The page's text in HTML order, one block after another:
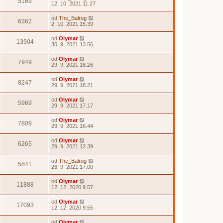
12. 10. 2021 11.27
6362 od The_Balrog
2. 10. 2021 15.39
13904 od Olymar
30. 9. 2021 13.56
7949 od Olymar
29. 9. 2021 18.26
8247 od Olymar
29. 9. 2021 18.21
5969 od Olymar
29. 9. 2021 17.17
7809 od Olymar
29. 9. 2021 16.44
6265 od Olymar
29. 9. 2021 12.39
5841 od The_Balrog
26. 9. 2021 17.00
11888 od Olymar
12. 12. 2020 9.57
17093 od Olymar
12. 12. 2020 9.55